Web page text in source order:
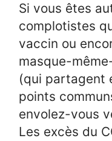
Si vous êtes
complotistes
vaccin ou
masque-
(qui partagent
points
envolez-vous
Les excès du